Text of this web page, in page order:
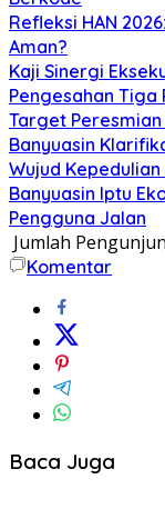
Refleksi HAN
Aman?
Kaji Sinergi
Pengesahan
Target Peresmian
Banyuasin
Wujud
Banyuasin Iptu
Pengguna Jalan
Jumlah
Komentar
Baca Juga